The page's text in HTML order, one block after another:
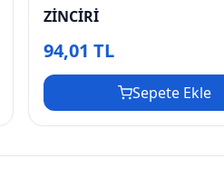
ZİNCİRİ
94,01 TL
Sepete Ekle